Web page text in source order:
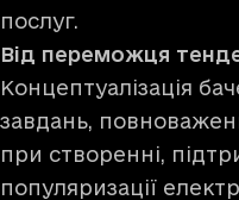
послуг.
Від переможця
Концептуалізація
завдань,
при створенні,
популяризації